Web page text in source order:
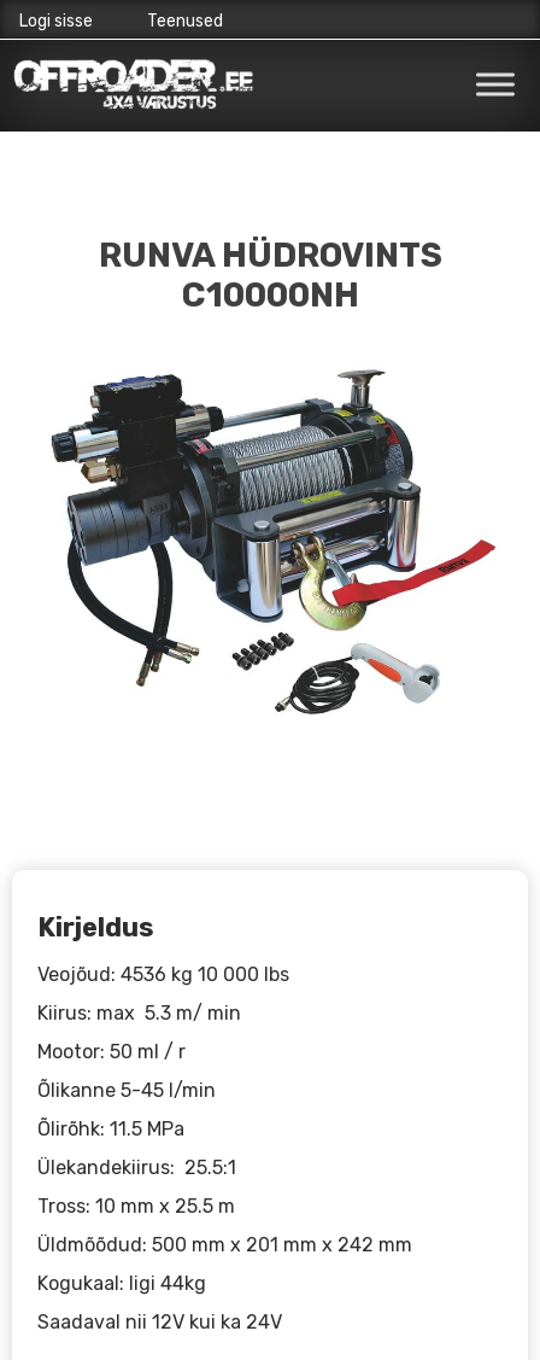
to
Logi sisse Teenused
RUNVA HÜDROVINTS
C10000NH
Kirjeldus
Veojõud: 4536 kg 10 000 lbs
Kiirus: max 5.3 m/ min
Mootor: 50 ml / r
Õlikanne 5-45 l/min
Õlirõhk: 11.5 MPa
Ülekandekiirus: 25.5:1
Tross: 10 mm x 25.5 m
Üldmõõdud: 500 mm x 201 mm x 242 mm
Kogukaal: ligi 44kg
Saadaval nii 12V kui ka 24V